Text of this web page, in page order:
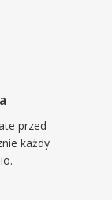
przed
każdy